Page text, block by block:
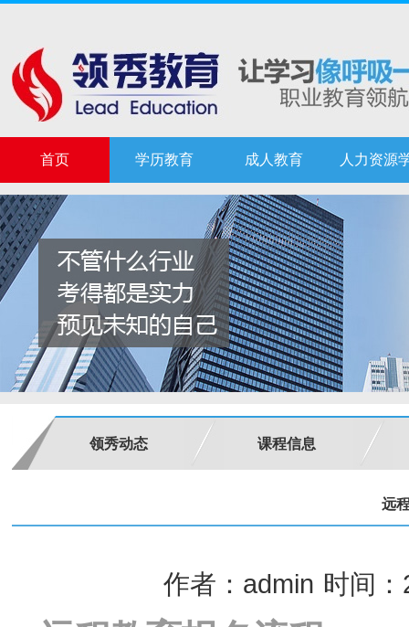
首页 学历教育 成人教育 人力资源
领秀动态 课程信息
远
作者：admin 时间